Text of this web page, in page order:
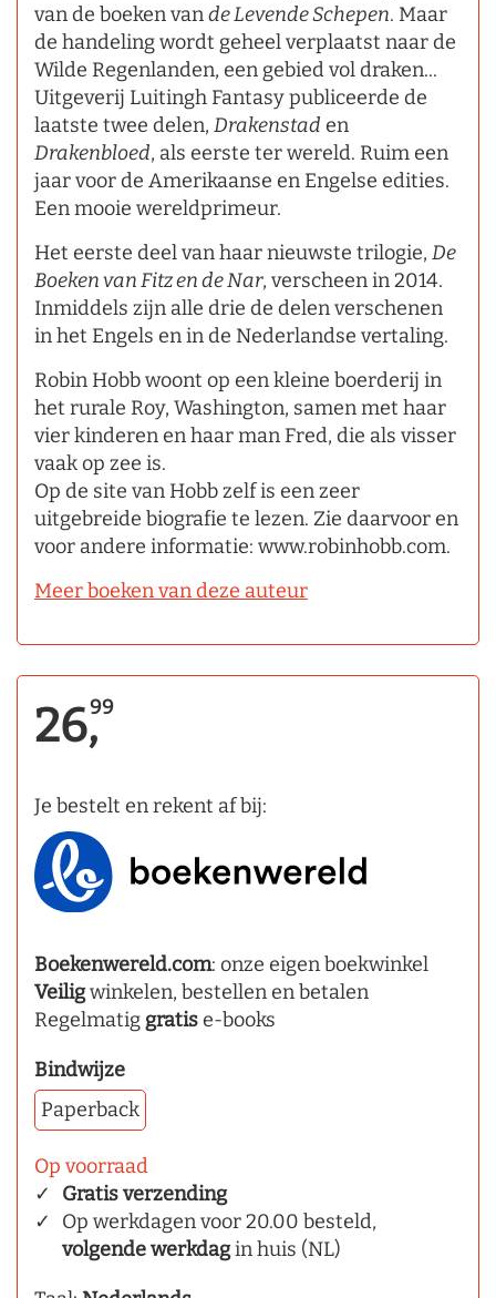
van de boeken vande Levende Schepen. Maar
de handeling wordt geheel verplaatst naar de
Wilde Regenlanden, een gebied vol draken...
Uitgeverij Luitingh Fantasy publiceerde de
laatste twee delen, Drakenstad en
Drakenbloed, als eerste ter wereld. Ruim een
jaar voor de Amerikaanse en Engelse edities.
Een mooie wereldprimeur.
Het eerste deel van haar nieuwste trilogie, De
Boeken van Fitz en de Nar, verscheen in 2014.
Inmiddels zijn alle drie de delen verschenen
in het Engels en in de Nederlandse vertaling.
Robin Hobb woont op een kleine boerderij in
het rurale Roy, Washington, samen met haar
vier kinderen en haar man Fred, die als visser
vaak op zee is.
Op de site van Hobb zelf is een zeer
uitgebreide biografie te lezen. Zie daarvoor en
voor andere informatie: www.robinhobb.com.
Meer boeken van deze auteur
26,99
Je bestelt en rekent af bij:
Boekenwereld.com: onze eigen boekwinkel
Veiligwinkelen, bestellen en betalen
Regelmatig gratise-books
Bindwijze
Paperback
Op voorraad
Gratis verzending
Op werkdagen voor 20.00 besteld,
volgende werkdagin huis (NL)